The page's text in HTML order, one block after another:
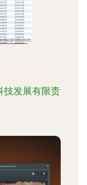
技发展有限责